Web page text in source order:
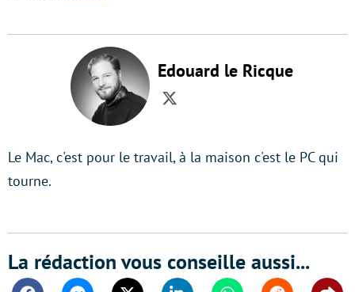
Edouard le Ricque
Twitter
Le Mac, c'est pour le travail, à la maison c'est le PC qui
tourne.
La rédaction vous conseille aussi...